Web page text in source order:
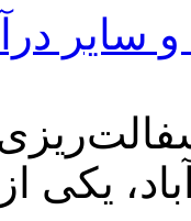
سایر